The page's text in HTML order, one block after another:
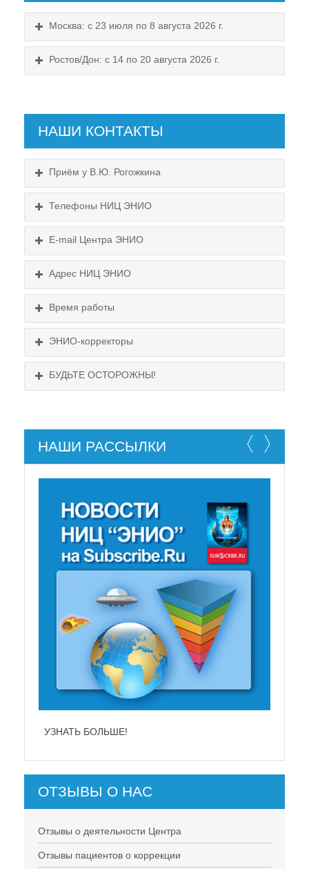
Москва: с 23 июля по 8 августа 2026 г.
Схема проезда
Выходные:
Ростов/Дон: с 14 по 20 августа 2026 г.
Схема проезда
Выходные:
НАШИ КОНТАКТЫ
Приём у В.Ю. Рогожкина
Телефоны НИЦ ЭНИО
E-mail Центра ЭНИО
Адрес НИЦ ЭНИО
Время работы
ЭНИО-корректоры
БУДЬТЕ ОСТОРОЖНЫ!
НАШИ РАССЫЛКИ
УЗНАТЬ БОЛЬШЕ!
ОТЗЫВЫ О НАС
Отзывы о деятельности Центра
Отзывы пациентов о коррекции